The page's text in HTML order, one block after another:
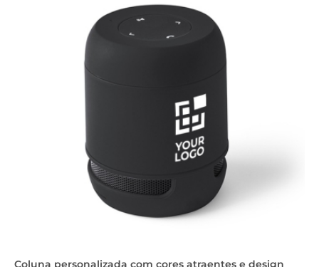
Coluna personalizada com cores atraentes e design